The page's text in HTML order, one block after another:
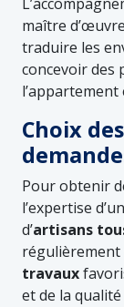
maître
traduire les
concevoir des
Choix
Pour obtenir
l’expertise
d’artisans
régulièrement
travaux
et de la